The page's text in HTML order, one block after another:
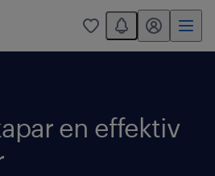
0
You have 0
mitt randstad
en effektiv